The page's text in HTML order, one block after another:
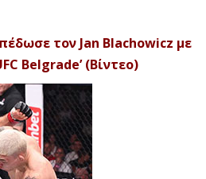
τον Jan Blachowicz με
Belgrade’ (Βίντεο)